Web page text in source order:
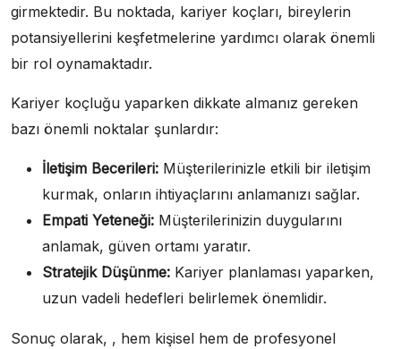
girmektedir. Bu noktada, kariyer koçları, bireylerin
potansiyellerini keşfetmelerine yardımcı olarak önemli
bir rol oynamaktadır.
Kariyer koçluğu yaparken dikkate almanız gereken
bazı önemli noktalar şunlardır:
İletişim Becerileri: Müşterilerinizle etkili bir iletişim
kurmak, onların ihtiyaçlarını anlamanızı sağlar.
Empati Yeteneği: Müşterilerinizin duygularını
anlamak, güven ortamı yaratır.
Stratejik Düşünme: Kariyer planlaması yaparken,
uzun vadeli hedefleri belirlemek önemlidir.
Sonuç olarak, , hem kişisel hem de profesyonel